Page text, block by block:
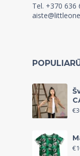
Tel. +370 636
€
€